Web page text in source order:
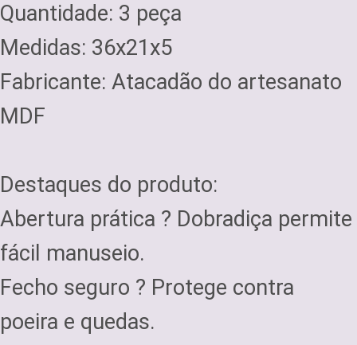
Quantidade: 3 peça
Medidas: 36x21x5
Fabricante: Atacadão do artesanato
MDF
Destaques do produto:
Abertura prática ? Dobradiça permite
fácil manuseio.
Fecho seguro ? Protege contra
poeira e quedas.